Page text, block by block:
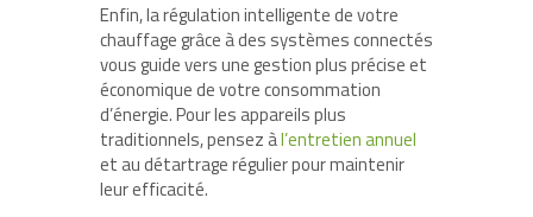
Enfin, la régulation intelligente de votre
chauffage grâce à des systèmes connectés
vous guide vers une gestion plus précise et
économique de votre consommation
d’énergie. Pour les appareils plus
traditionnels, pensez àl’entretien annuel
et au détartrage régulier pour maintenir
leur efficacité.